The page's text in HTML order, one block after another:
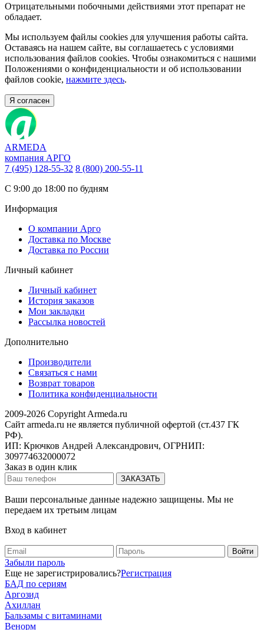
Отрицательными побочными действиями этот препарат не
обладает.
Мы используем файлы cookies для улучшения работы сайта.
Оставаясь на нашем сайте, вы соглашаетесь с условиями
использования файлов cookies. Чтобы ознакомиться с нашими
Положениями о конфиденциальности и об использовании
файлов cookie, нажмите здесь.
Я согласен
ARMEDA
компания АРГО
7 (495) 128-55-32 8 (800) 200-55-11
С 9:00 до 18:00 по будням
Информация
О компании Арго
Доставка по Москве
Доставка по России
Личный кабинет
Личный кабинет
История заказов
Мои закладки
Рассылка новостей
Дополнительно
Производители
Связаться с нами
Возврат товаров
Политика конфиденциальности
2009-2026 Copyright Armeda.ru
Сайт armeda.ru не является публичной офертой (ст.437 ГК
РФ).
ИП: Крючков Андрей Александрович, ОГРНИП:
309774632000072
Заказ в один клик
Ваши персональные данные надежно защищены. Мы не
передаем их третьим лицам
Вход в кабинет
Забыли пароль
Еще не зарегистрировались?Регистрация
БАД по сериям
Аргозид
Ахиллан
Бальзамы с витаминами
Венорм